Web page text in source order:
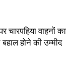
चारपहिया वाहनों का
होने की उम्मीद